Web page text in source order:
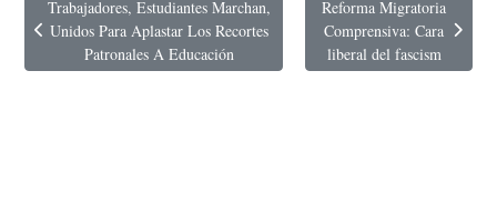
Artículo anterior: Trabajadores, Estudiantes Marchan, Unidos Para
Trabajadores, Estudiantes Marchan,
Unidos Para Aplastar Los Recortes
Patronales A Educación
Artículo siguiente:
Reforma Migratoria
Comprensiva: Cara
liberal del fascism